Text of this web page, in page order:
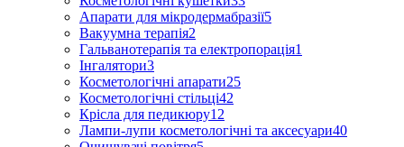
Апарати для мікродермабразії5
Вакуумна терапія2
Гальванотерапія та електропорація1
Інгалятори3
Косметологічні апарати25
Косметологічні стільці42
Крісла для педикюру12
Лампи-лупи косметологічні та аксесуари40